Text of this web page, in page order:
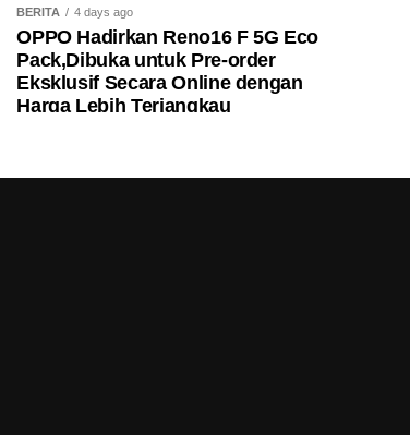
BERITA 4 days ago
OPPO Hadirkan Reno16 F 5G Eco
Pack,Dibuka untuk Pre-order
Eksklusif Secara Online dengan
Harga Lebih Terjangkau